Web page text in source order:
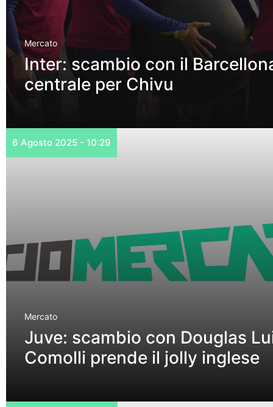
Mercato
Inter: scambio con il
centrale per Chivu
6 Agosto 2025 - 10:29
Mercato
Juve: scambio con Douglas
Comolli prende il jolly inglese